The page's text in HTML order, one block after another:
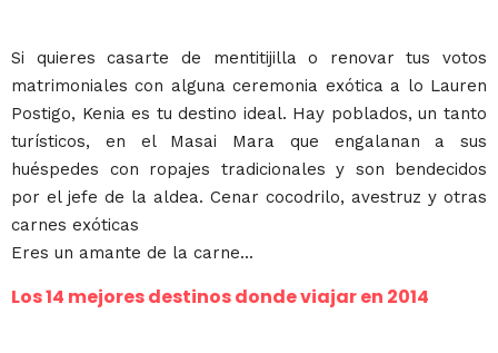
Si quieres casarte de mentitijilla o renovar tus votos
matrimoniales con alguna ceremonia exótica a lo Lauren
Postigo, Kenia es tu destino ideal. Hay poblados, un tanto
turísticos, en el Masai Mara que engalanan a sus
huéspedes con ropajes tradicionales y son bendecidos
por el jefe de la aldea. Cenar cocodrilo, avestruz y otras
carnes exóticas
Eres un amante de la carne...
Los 14 mejores destinos donde viajar en 2014